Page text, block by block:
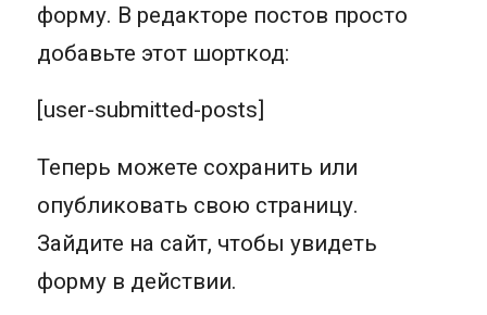
форму. В редакторе постов просто
добавьте этот шорткод:
[user-submitted-posts]
Теперь можете сохранить или
опубликовать свою страницу.
Зайдите на сайт, чтобы увидеть
форму в действии.